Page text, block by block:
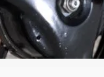
この画像の記事を